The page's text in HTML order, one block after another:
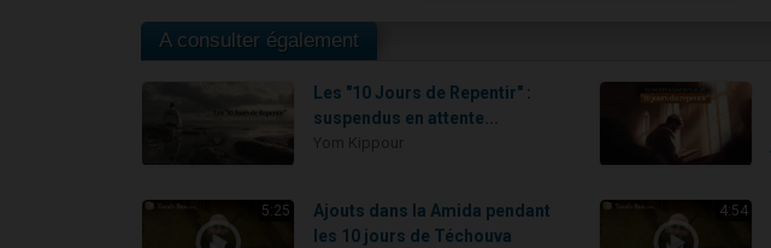
A consulter également
Les "10 Jours de Repentir" :
suspendus en attente...
5:25
Ajouts dans la Amida pendant
les 10 jours de Téchouva
4:54